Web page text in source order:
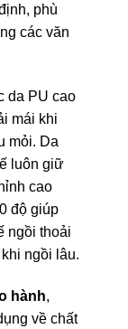
phù
các văn
da PU cao
mái khi
mỏi. Da
luôn giữ
cao
độ giúp
ngồi thoải
ngồi lâu.
hành,
về chất